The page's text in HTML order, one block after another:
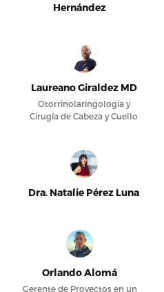
Hernández
Laureano Giraldez MD
Otorrinolaringología y
Cirugía de Cabeza y Cuello
Dra. Natalie Pérez Luna
Orlando Alomá
Gerente de Proyectos en un